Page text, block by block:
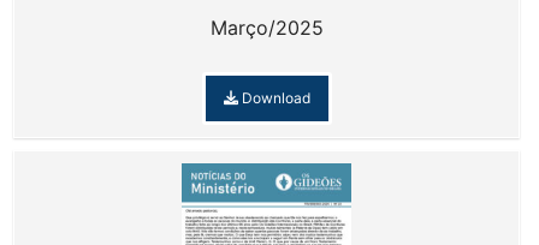
Março/2025
Download